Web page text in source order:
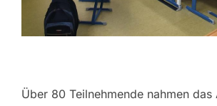
Über 80 Teilnehmende nahmen das